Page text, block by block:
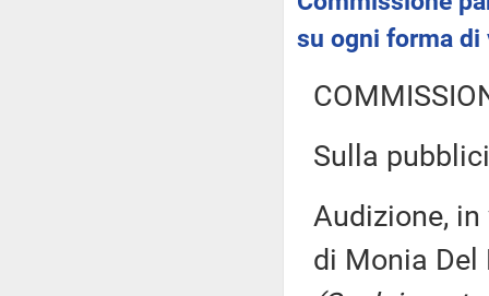
su ogni forma di
Sulla
Audizione,
di Monia